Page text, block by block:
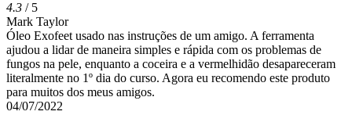
4.3 / 5
Mark Taylor
Óleo Exofeet usado nas instruções de um amigo. A ferramenta
ajudou a lidar de maneira simples e rápida com os problemas de
fungos na pele, enquanto a coceira e a vermelhidão desapareceram
literalmente no 1º dia do curso. Agora eu recomendo este produto
para muitos dos meus amigos.
04/07/2022